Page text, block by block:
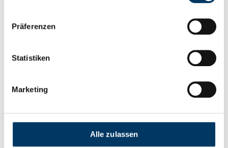
Präferenzen
Statistiken
Marketing
Alle zulassen
Schlaues Tool hilft Rathäusern und
Ratsuchenden